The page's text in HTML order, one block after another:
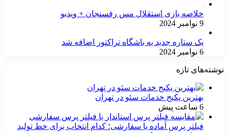
خلاصه بازی استقلال مس رفسنجان + ویدیو
9 نوامبر 2024
یک ستاره جدید به باشگاه تراکتور اضافه شد
6 نوامبر 2024
نوشته‌های تازه
بهترین پکیج خدمات سئو در تهران
6 ساعت پیش
فیلتر پرس آماده یا سفارشی؛ کدام انتخاب برای خط تولید